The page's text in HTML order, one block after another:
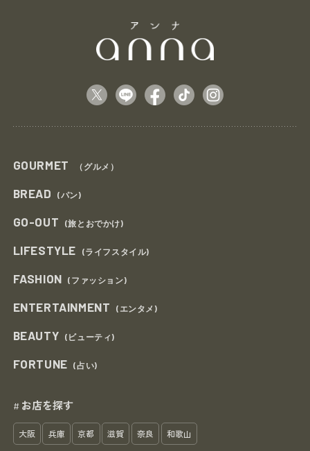
GOURMET （グルメ）
BREAD (パン)
GO-OUT (旅とおでかけ)
LIFESTYLE (ライフスタイル)
FASHION (ファッション)
ENTERTAINMENT (エンタメ)
BEAUTY (ビューティ)
FORTUNE (占い)
# お店を探す
大阪 兵庫 京都 滋賀 奈良 和歌山